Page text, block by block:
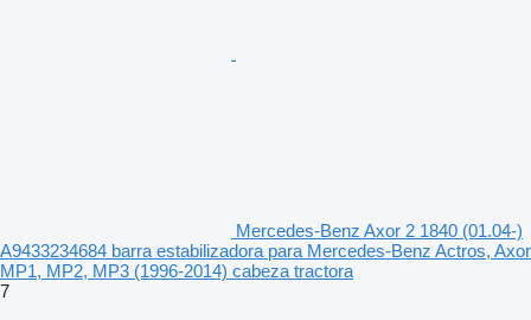
Mercedes-Benz Axor 2 1840 (01.04-)
A9433234684 barra estabilizadora para Mercedes-Benz Actros, Axor
MP1, MP2, MP3 (1996-2014) cabeza tractora
7